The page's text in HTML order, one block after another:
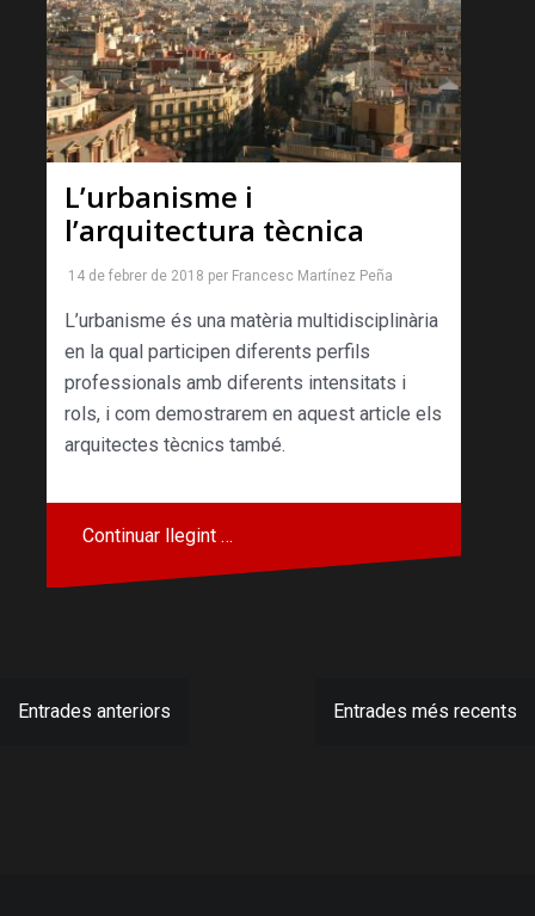
L’urbanisme i
l’arquitectura tècnica
14 de febrer de 2018 per Francesc Martínez Peña
L’urbanisme és una matèria multidisciplinària
en la qual participen diferents perfils
professionals amb diferents intensitats i
rols, i com demostrarem en aquest article els
arquitectes tècnics també.
Continuar llegint …
Navegació
Entrades anteriors Entrades més recents